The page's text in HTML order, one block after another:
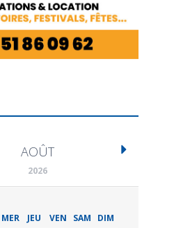
AOÛT
2026
MER JEU VEN SAM DIM